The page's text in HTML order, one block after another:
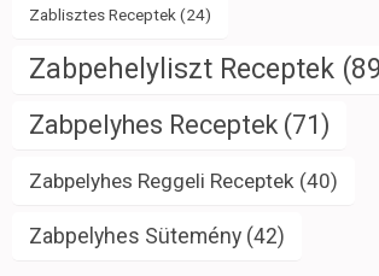
Zablisztes Receptek (24)
Zabpehelyliszt Receptek
Zabpelyhes Receptek (71)
Zabpelyhes Reggeli Receptek (40)
Zabpelyhes Sütemény (42)